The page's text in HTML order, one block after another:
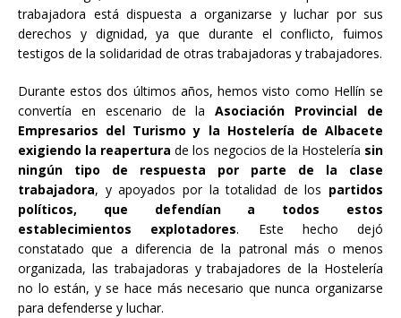
trabajadora está dispuesta a organizarse y luchar por sus
derechos y dignidad, ya que durante el conflicto, fuimos
testigos de la solidaridad de otras trabajadoras y trabajadores.
Durante estos dos últimos años, hemos visto como Hellín se
convertía en escenario de laAsociación Provincial de
Empresarios del Turismo y la Hostelería de Albacete
exigiendo la reapertura de los negocios de la Hostelería sin
ningún tipo de respuesta por parte de la clase
trabajadora, y apoyados por la totalidad de los partidos
políticos, que defendían a todos estos
establecimientos explotadores. Este hecho dejó
constatado que a diferencia de la patronal más o menos
organizada, las trabajadoras y trabajadores de la Hostelería
no lo están, y se hace más necesario que nunca organizarse
para defenderse y luchar.